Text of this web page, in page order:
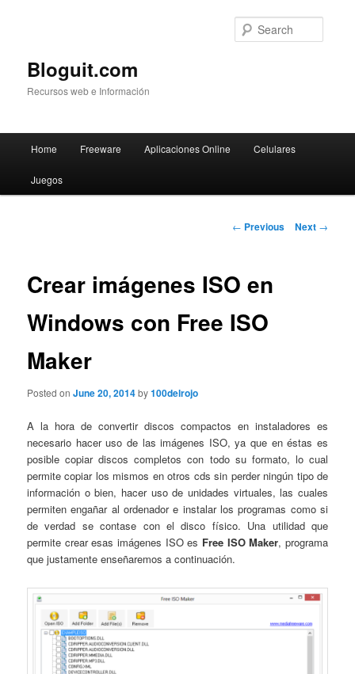
Bloguit.com
Recursos web e Información
Skip
to
Home Freeware Aplicaciones Online Celulares
Juegos
Post
← Previous Next →
Crear imágenes ISO en
Windows con Free ISO
Maker
Posted onJune 20, 2014by100delrojo
A la hora de convertir discos compactos en instaladores es
necesario hacer uso de las imágenes ISO, ya que en éstas es
posible copiar discos completos con todo su formato, lo cual
permite copiar los mismos en otros cds sin perder ningún tipo de
información o bien, hacer uso de unidades virtuales, las cuales
permiten engañar al ordenador e instalar los programas como si
de verdad se contase con el disco físico. Una utilidad que
permite crear esas imágenes ISO es Free ISO Maker, programa
que justamente enseñaremos a continuación.